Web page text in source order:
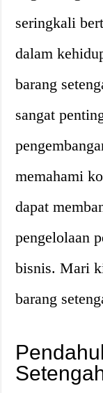
seringkali
dalam
barang
sangat
memahami
dapat
pengelolaan
bisnis. Mari
barang